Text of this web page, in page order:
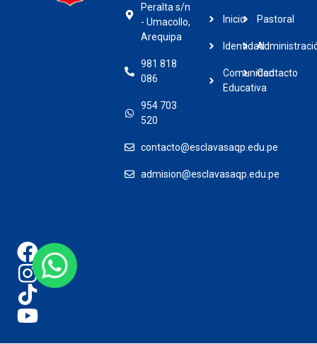
Peralta s/n
- Umacollo,
Arequipa
981 818
086
954 703
520
contacto@esclavasaqp.edu.pe
admision@esclavasaqp.edu.pe
Inicio
Identidad
Comunidad
Educativa
Pastoral
Contacto